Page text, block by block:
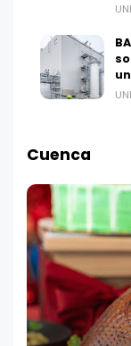
Cuenca